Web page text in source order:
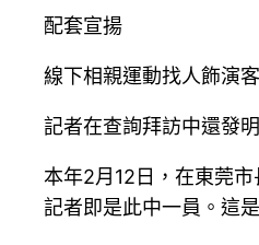
配套宣揚
線下相親運動找人飾演
記者在查詢拜訪中還發
本年2月12日，在東莞
記者即是此中一員。這